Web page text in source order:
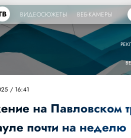
ВИДЕОСЮЖЕТЫ ВЕБ-КАМЕРЫ
/ 16:41
на Павловском
почти на неделю